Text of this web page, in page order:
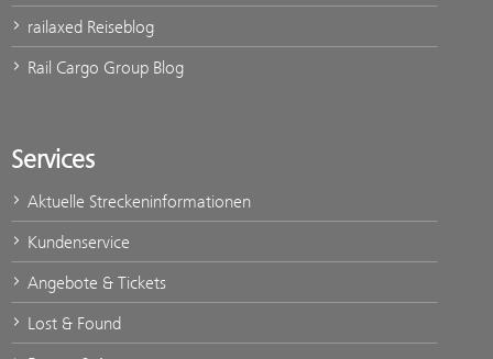
railaxed Reiseblog
Rail Cargo Group Blog
Services
Aktuelle Streckeninformationen
Kundenservice
Angebote & Tickets
Lost & Found